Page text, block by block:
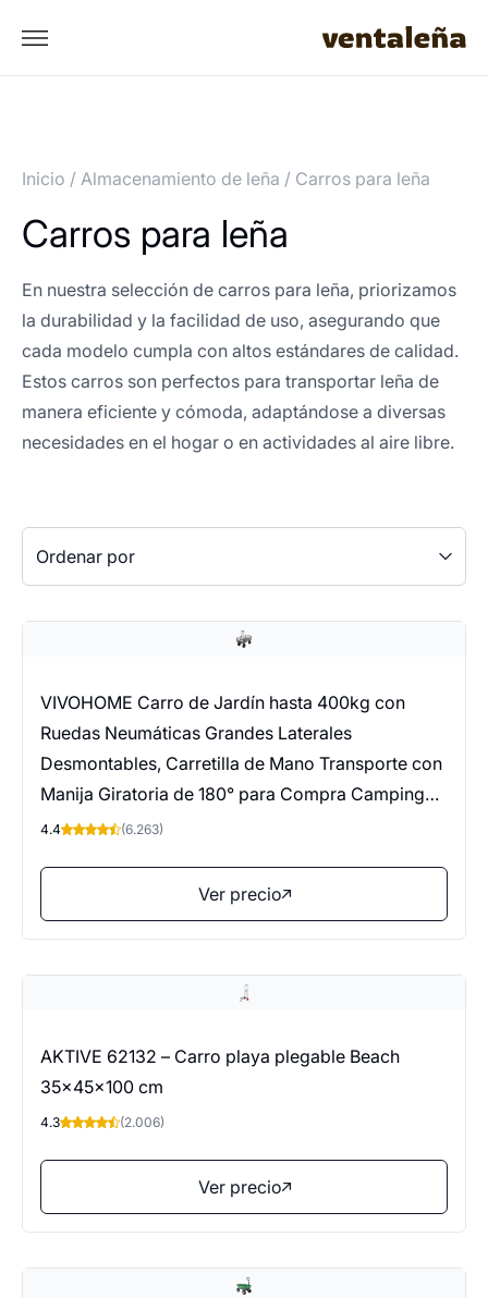
Inicio / Almacenamiento de leña / Carros para leña
Carros para leña
En nuestra selección de carros para leña, priorizamos
la durabilidad y la facilidad de uso, asegurando que
cada modelo cumpla con altos estándares de calidad.
Estos carros son perfectos para transportar leña de
manera eficiente y cómoda, adaptándose a diversas
necesidades en el hogar o en actividades al aire libre.
Ordenar por
VIVOHOME Carro de Jardín hasta 400kg con
Ruedas Neumáticas Grandes Laterales
Desmontables, Carretilla de Mano Transporte con
Manija Giratoria de 180° para Compra Camping
Festival Gris
4.4 (6.263)
Ver precio
AKTIVE 62132 – Carro playa plegable Beach
35x45x100 cm
4.3 (2.006)
Ver precio